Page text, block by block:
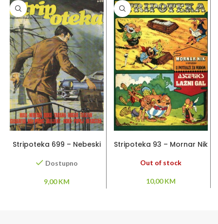
Stripoteka 699 – Nebeski
Valiant / Gusareva kči
Dostupno
9,00KM
Stripoteka 93 – Mornar Nik
Out of stock
10,00KM